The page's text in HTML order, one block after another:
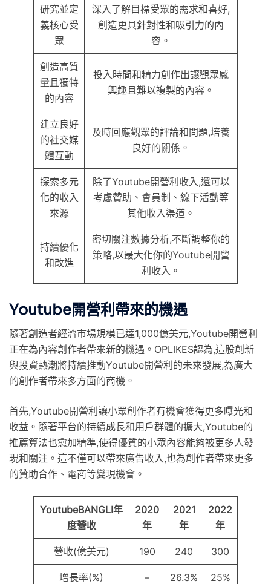
研究並定
義核心受
眾
深入了解目標受眾的需求和喜好,
創造更具針對性和吸引力的內
容。
創造高質
量且獨特
的內容
投入時間和精力創作出讓觀眾感
興趣且難以複製的內容。
建立良好
的社交媒
體互動
及時回應觀眾的評論和問題,培養
良好的關係。
探索多元
化的收入
來源
除了Youtube開營利收入,還可以
考慮贊助、會員制、線下活動等
其他收入渠道。
持續優化
和改進
密切關注數據分析,不斷調整你的
策略,以最大化你的Youtube開營
利收入。
Youtube開營利帶來的機遇
隨著創造者經濟市場規模已達1,000億美元,Youtube開營利
正在為內容創作者帶來新的機遇。OPLIKES認為,這股創新
與投資熱潮將持續推動Youtube開營利的未來發展,為廣大
的創作者帶來多方面的商機。
首先,Youtube開營利讓小眾創作者有機會獲得更多曝光和
收益。隨著平台的持續成長和用戶群體的擴大,Youtube的
推薦算法也愈加精準,使得優質的小眾內容能夠被更多人發
現和關注。這不僅可以帶來廣告收入,也為創作者帶來更多
的贊助合作、電商等變現機會。
YoutubeBANGLI年
度營收
2020
年
2021
年
2022
年
營收(億美元) 190 240 300
增長率(%) – 26.3% 25%